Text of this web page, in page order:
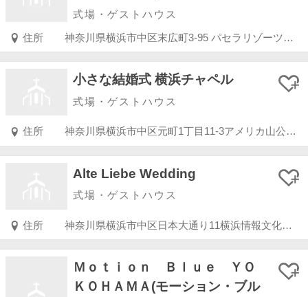
式場・ゲストハウス
住所 神奈川県横浜市中区末広町3-95 パセラリゾーツ横浜関内店8F
小さな結婚式 横浜チャペル
式場・ゲストハウス
住所 神奈川県横浜市中区元町1丁目11-3アメリカ山公園4Ｆ
Alte Liebe Wedding
式場・ゲストハウス
住所 神奈川県横浜市中区日本大通り11横浜情報文化センター1F
Ｍｏｔｉｏｎ Ｂｌｕｅ ＹＯ
ＫＯＨＡＭＡ(モーション・ブル